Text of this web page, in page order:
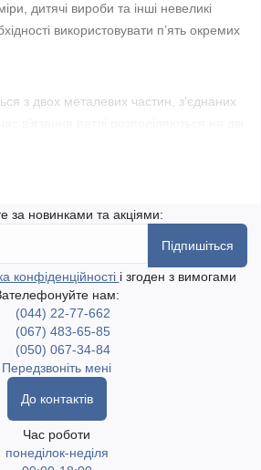
дитячі вироби та інші невеликі
використовувати п’ять окремих
з двох металевих частин, з’єднаних
робота. Така конструкція
на руки, знижує ймовірність випадання
плавне в’язання.
ви знайдете оригінальні спиці Addi
населені пункти. Доступний
Доставка Новою поштою та
за новинками та акціями:
Підпишіться
конфіденційності і згоден з вимогами
нам:
(044) 22-77-662
(067) 483-65-85
(050) 067-34-84
Передзвоніть мені
До контактів
Час роботи
понеділок-неділя